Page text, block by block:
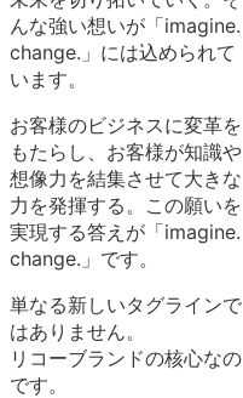
んな強い想いが「imagine.
change.」には込められて
います。
お客様のビジネスに変革を
もたらし、お客様が知識や
想像力を結集させて大きな
力を発揮する。この願いを
実現する答えが「imagine.
change.」です。
単なる新しいタグラインで
はありません。
リコーブランドの核心なの
です。